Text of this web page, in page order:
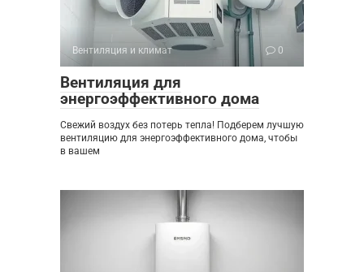
Вентиляция и климат 0
Вентиляция для
энергоэффективного дома
Свежий воздух без потерь тепла! Подберем лучшую
вентиляцию для энергоэффективного дома, чтобы
в вашем